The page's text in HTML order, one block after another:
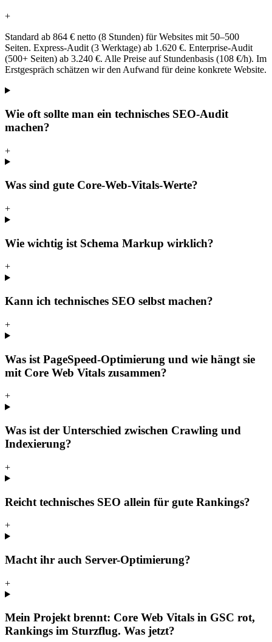
+
Standard ab 864 € netto (8 Stunden) für Websites mit 50–500
Seiten. Express-Audit (3 Werktage) ab 1.620 €. Enterprise-Audit
(500+ Seiten) ab 3.240 €. Alle Preise auf Stundenbasis (108 €/h). Im
Erstgespräch schätzen wir den Aufwand für deine konkrete Website.
Wie oft sollte man ein technisches SEO-Audit
machen?
+
Was sind gute Core-Web-Vitals-Werte?
+
Wie wichtig ist Schema Markup wirklich?
+
Kann ich technisches SEO selbst machen?
+
Was ist PageSpeed-Optimierung und wie hängt sie
mit Core Web Vitals zusammen?
+
Was ist der Unterschied zwischen Crawling und
Indexierung?
+
Reicht technisches SEO allein für gute Rankings?
+
Macht ihr auch Server-Optimierung?
+
Mein Projekt brennt: Core Web Vitals in GSC rot,
Rankings im Sturzflug. Was jetzt?